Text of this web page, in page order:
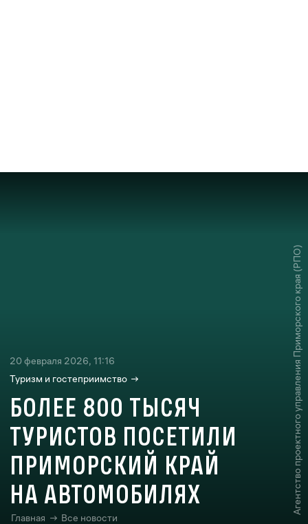
Агентство проектного управления Приморского края (РПО)
Главная → Все новости
20 февраля 2026, 11:16
Туризм и гостеприимство
БОЛЕЕ 800 ТЫСЯЧ
ТУРИСТОВ ПОСЕТИЛИ
ПРИМОРСКИЙ КРАЙ
НА АВТОМОБИЛЯХ